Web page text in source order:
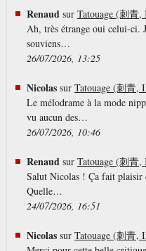
Renaudsur Tatouage (刺青,
Ah, très étrange oui celui-ci.
souviens…
26/07/2026, 13:25
Nicolassur Tatouage (刺青,
Le mélodrame à la mode
vu aucun des…
26/07/2026, 10:46
Renaudsur Tatouage (刺青,
Salut Nicolas ! Ça fait plaisir
Quelle…
24/07/2026, 16:51
Nicolassur Tatouage (刺青,